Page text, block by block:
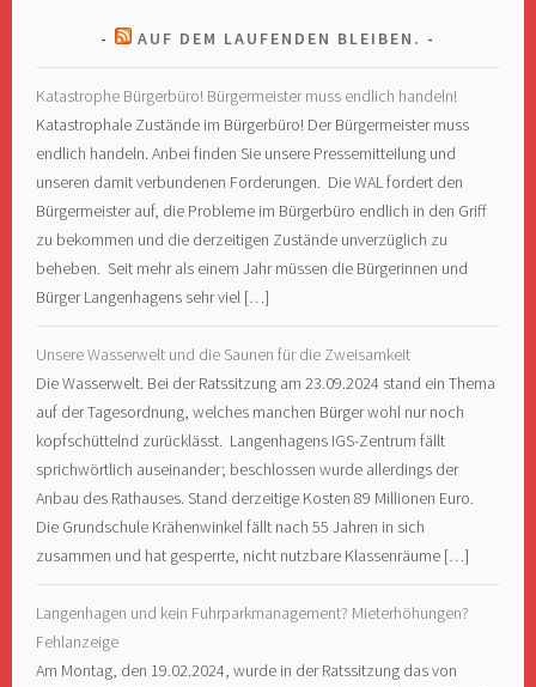
AUF DEM LAUFENDEN BLEIBEN.
Katastrophe Bürgerbüro! Bürgermeister muss endlich handeln!
Katastrophale Zustände im Bürgerbüro! Der Bürgermeister muss
endlich handeln. Anbei finden Sie unsere Pressemitteilung und
unseren damit verbundenen Forderungen. Die WAL fordert den
Bürgermeister auf, die Probleme im Bürgerbüro endlich in den Griff
zu bekommen und die derzeitigen Zustände unverzüglich zu
beheben. Seit mehr als einem Jahr müssen die Bürgerinnen und
Bürger Langenhagens sehr viel […]
Unsere Wasserwelt und die Saunen für die Zweisamkeit
Die Wasserwelt. Bei der Ratssitzung am 23.09.2024 stand ein Thema
auf der Tagesordnung, welches manchen Bürger wohl nur noch
kopfschüttelnd zurücklässt. Langenhagens IGS-Zentrum fällt
sprichwörtlich auseinander; beschlossen wurde allerdings der
Anbau des Rathauses. Stand derzeitige Kosten 89 Millionen Euro.
Die Grundschule Krähenwinkel fällt nach 55 Jahren in sich
zusammen und hat gesperrte, nicht nutzbare Klassenräume […]
Langenhagen und kein Fuhrparkmanagement? Mieterhöhungen?
Fehlanzeige
Am Montag, den 19.02.2024, wurde in der Ratssitzung das von